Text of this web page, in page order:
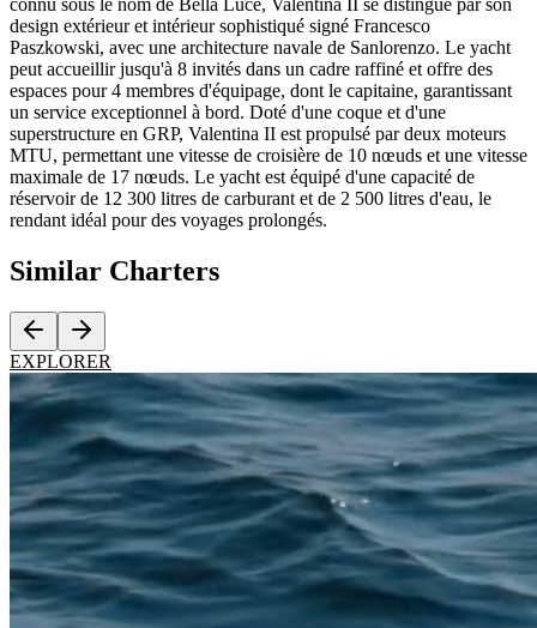
connu sous le nom de Bella Luce, Valentina II se distingue par son
design extérieur et intérieur sophistiqué signé Francesco
Paszkowski, avec une architecture navale de Sanlorenzo. Le yacht
peut accueillir jusqu'à 8 invités dans un cadre raffiné et offre des
espaces pour 4 membres d'équipage, dont le capitaine, garantissant
un service exceptionnel à bord. Doté d'une coque et d'une
superstructure en GRP, Valentina II est propulsé par deux moteurs
MTU, permettant une vitesse de croisière de 10 nœuds et une vitesse
maximale de 17 nœuds. Le yacht est équipé d'une capacité de
réservoir de 12 300 litres de carburant et de 2 500 litres d'eau, le
rendant idéal pour des voyages prolongés.
Similar Charters
EXPLORER